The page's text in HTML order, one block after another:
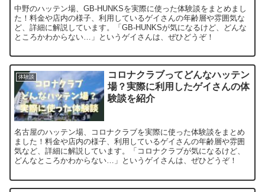
中野のハッテン場、GB-HUNKSを実際に使った体験談をまとめまし
た！料金や店内の様子、利用しているゲイさんの年齢層や雰囲気な
ど、詳細に解説しています。「GB-HUNKSが気になるけど、どんな
ところかわからない…」というゲイさんは、ぜひどうぞ！
体験談
コロナクラブってどんなハッテン
場？実際に利用したゲイさんの体
験談を紹介
名古屋のハッテン場、コロナクラブを実際に使った体験談をまとめ
ました！料金や店内の様子、利用しているゲイさんの年齢層や雰囲
気など、詳細に解説しています。「コロナクラブが気になるけど、
どんなところかわからない…」というゲイさんは、ぜひどうぞ！